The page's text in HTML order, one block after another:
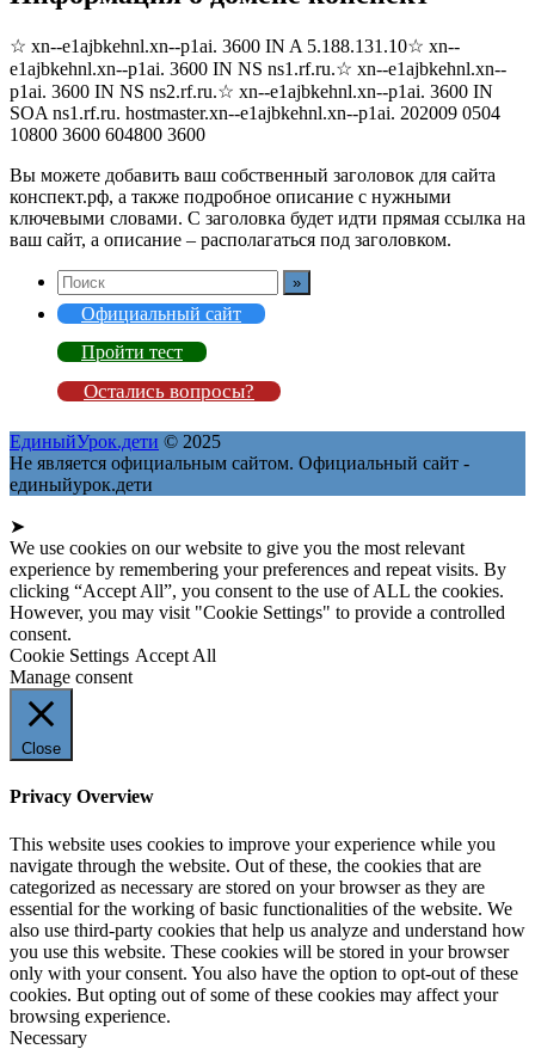
☆ xn--e1ajbkehnl.xn--p1ai. 3600 IN A 5.188.131.10☆ xn--
e1ajbkehnl.xn--p1ai. 3600 IN NS ns1.rf.ru.☆ xn--e1ajbkehnl.xn--
p1ai. 3600 IN NS ns2.rf.ru.☆ xn--e1ajbkehnl.xn--p1ai. 3600 IN
SOA ns1.rf.ru. hostmaster.xn--e1ajbkehnl.xn--p1ai. 202009 0504
10800 3600 604800 3600
Вы можете добавить ваш собственный заголовок для сайта
конспект.рф, а также подробное описание с нужными
ключевыми словами. С заголовка будет идти прямая ссылка на
ваш сайт, а описание – располагаться под заголовком.
Официальный сайт
Пройти тест
Остались вопросы?
ЕдиныйУрок.дети © 2025
Не является официальным сайтом. Официальный сайт -
единыйурок.дети
➤
We use cookies on our website to give you the most relevant
experience by remembering your preferences and repeat visits. By
clicking “Accept All”, you consent to the use of ALL the cookies.
However, you may visit "Cookie Settings" to provide a controlled
consent.
Cookie Settings Accept All
Manage consent
Close
Privacy Overview
This website uses cookies to improve your experience while you
navigate through the website. Out of these, the cookies that are
categorized as necessary are stored on your browser as they are
essential for the working of basic functionalities of the website. We
also use third-party cookies that help us analyze and understand how
you use this website. These cookies will be stored in your browser
only with your consent. You also have the option to opt-out of these
cookies. But opting out of some of these cookies may affect your
browsing experience.
Necessary